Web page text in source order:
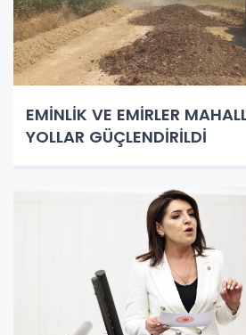
EMİNLİK VE EMİRLER
YOLLAR GÜÇLENDİRİLDİ